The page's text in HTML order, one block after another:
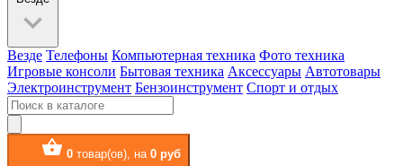
Везде Телефоны Компьютерная техника Фото техника
Игровые консоли Бытовая техника Аксессуары Автотовары
Электроинструмент Бензоинструмент Спорт и отдых
0 товар(ов), на 0 руб